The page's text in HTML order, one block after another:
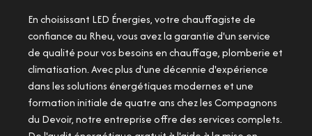
En choisissant LED Énergies, votre chauffagiste de
confiance au Rheu, vous avez la garantie d'un service
de qualité pour vos besoins en chauffage, plomberie et
climatisation. Avec plus d'une décennie d'expérience
dans les solutions énergétiques modernes et une
formation initiale de quatre ans chez les Compagnons
du Devoir, notre entreprise offre des services complets.